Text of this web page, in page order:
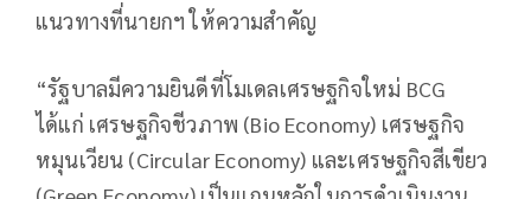
แนวทางที่นายกฯ ให้ความสำคัญ
“รัฐบาลมีความยินดีที่โมเดลเศรษฐกิจใหม่ BCG
ได้แก่ เศรษฐกิจชีวภาพ (Bio Economy) เศรษฐกิจ
หมุนเวียน (Circular Economy) และเศรษฐกิจสีเขียว